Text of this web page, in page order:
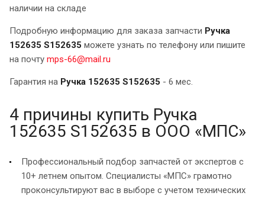
наличии на складе
Подробную информацию для заказа запчасти Ручка
152635 S152635 можете узнать по телефону или пишите
на почту mps-66@mail.ru
Гарантия на Ручка 152635 S152635 - 6 мес.
4 причины купить Ручка
152635 S152635 в ООО «МПС»
Профессиональный подбор запчастей от экспертов с
10+ летнем опытом. Специалисты «МПС» грамотно
проконсультируют вас в выборе с учетом технических